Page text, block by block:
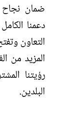
ضمان نجاح
دعمنا
التعاون
المزيد من
رؤيتنا
البلدين.